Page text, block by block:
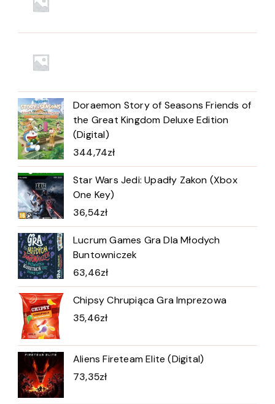
Doraemon Story of Seasons Friends of
the Great Kingdom Deluxe Edition
(Digital)
344,74zł
Star Wars Jedi: Upadły Zakon (Xbox
One Key)
36,54zł
Lucrum Games Gra Dla Młodych
Buntowniczek
63,46zł
Chipsy Chrupiąca Gra Imprezowa
35,46zł
Aliens Fireteam Elite (Digital)
73,35zł